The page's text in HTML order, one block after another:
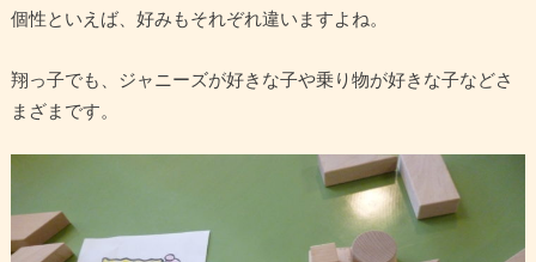
個性といえば、好みもそれぞれ違いますよね。
翔っ子でも、ジャニーズが好きな子や乗り物が好きな子などさ
まざまです。